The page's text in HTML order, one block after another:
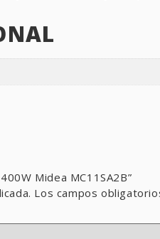
Midea MC11SA2B”
Los campos